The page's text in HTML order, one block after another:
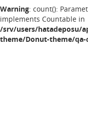
Warning: count():
implements Countable in
/srv/users/hatadeposu/
theme/Donut-theme/